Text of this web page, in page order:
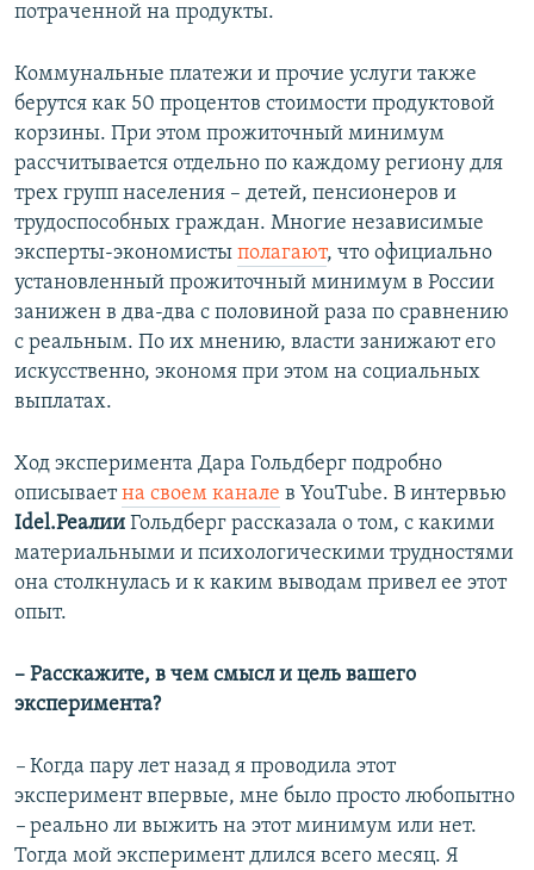
потраченной на продукты.
Коммунальные платежи и прочие услуги также
берутся как 50 процентов стоимости продуктовой
корзины. При этом прожиточный минимум
рассчитывается отдельно по каждому региону для
трех групп населения – детей, пенсионеров и
трудоспособных граждан. Многие независимые
эксперты-экономисты полагают, что официально
установленный прожиточный минимум в России
занижен в два-два с половиной раза по сравнению
с реальным. По их мнению, власти занижают его
искусственно, экономя при этом на социальных
выплатах.
Ход эксперимента Дара Гольдберг подробно
описываетна своем канале в YouTube. В интервью
Idel.Реалии Гольдберг рассказала о том, с какими
материальными и психологическими трудностями
она столкнулась и к каким выводам привел ее этот
опыт.
– Расскажите, в чем смысл и цель вашего
эксперимента?
– Когда пару лет назад я проводила этот
эксперимент впервые, мне было просто любопытно
– реально ли выжить на этот минимум или нет.
Тогда мой эксперимент длился всего месяц. Я